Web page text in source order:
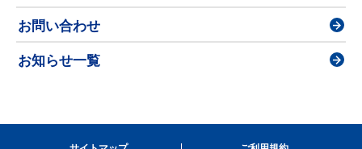
お問い合わせ
お知らせ一覧